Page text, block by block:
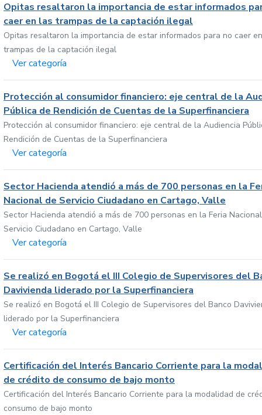
Opitas resaltaron la importancia de estar informados
caer en las trampas de la captación ilegal
Opitas resaltaron la importancia de estar informados para no caer
trampas de la captación ilegal
Ver categoría
Protección al consumidor financiero: eje central de la
Pública de Rendición de Cuentas de la Superfinanciera
Protección al consumidor financiero: eje central de la Audiencia
Rendición de Cuentas de la Superfinanciera
Ver categoría
Sector Hacienda atendió a más de 700 personas en la
Nacional de Servicio Ciudadano en Cartago, Valle
Sector Hacienda atendió a más de 700 personas en la Feria
Servicio Ciudadano en Cartago, Valle
Ver categoría
Se realizó en Bogotá el III Colegio de Supervisores del
Davivienda liderado por la Superfinanciera
Se realizó en Bogotá el III Colegio de Supervisores del Banco
liderado por la Superfinanciera
Ver categoría
Certificación del Interés Bancario Corriente para la
de crédito de consumo de bajo monto
Certificación del Interés Bancario Corriente para la modalidad de
consumo de bajo monto